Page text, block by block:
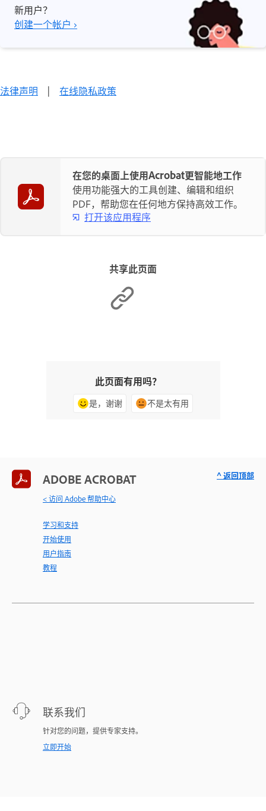
新用户？
创建一个帐户 ›
法律声明 | 在线隐私政策
在您的桌面上使用Acrobat更智能地工作
使用功能强大的工具创建、编辑和组织
PDF，帮助您在任何地方保持高效工作。
打开该应用程序
共享此页面
此页面有用吗？
是，谢谢 不是太有用
ADOBE ACROBAT
< 访问 Adobe 帮助中心
学习和支持
开始使用
用户指南
教程
联系我们
针对您的问题，提供专家支持。
立即开始
^ 返回顶部